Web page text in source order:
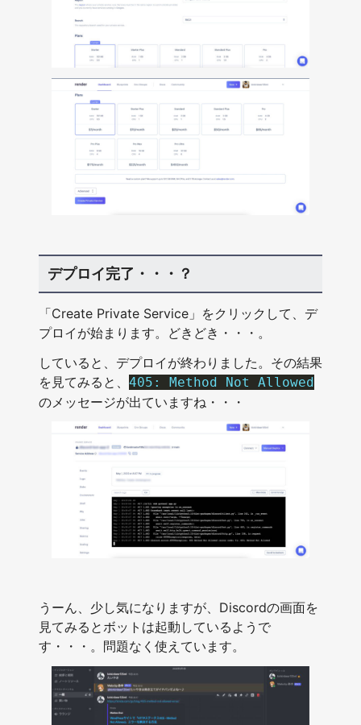
デプロイ完了・・・？
「Create Private Service」をクリックして、デ
プロイが始まります。どきどき・・・。
していると、デプロイが終わりました。その結果
を見てみると、 405: Method Not Allowed
のメッセージが出ていますね・・・
うーん、少し気になりますが、Discordの画面を
見てみるとボットは起動しているようで
す・・・。問題なく使えています。